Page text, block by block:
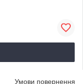
Умови повернення